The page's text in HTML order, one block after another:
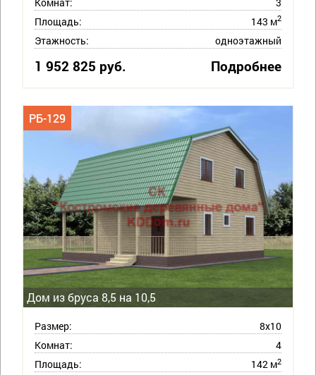
Площадь:
143 м2
Этажность: одноэтажный
1 952 825 руб. Подробнее
Дом из бруса 8,5 на 10,5
РБ-129
Размер:
8х10
Комнат:
4
Площадь:
142 м2